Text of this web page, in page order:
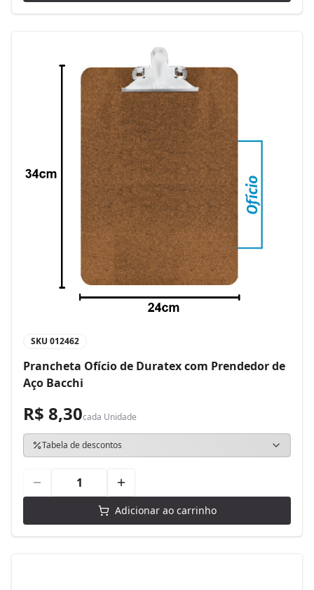
SKU 012462
Prancheta Ofício de Duratex com Prendedor de
Aço Bacchi
R$ 8,30cada Unidade
Tabela de descontos
Adicionar ao carrinho